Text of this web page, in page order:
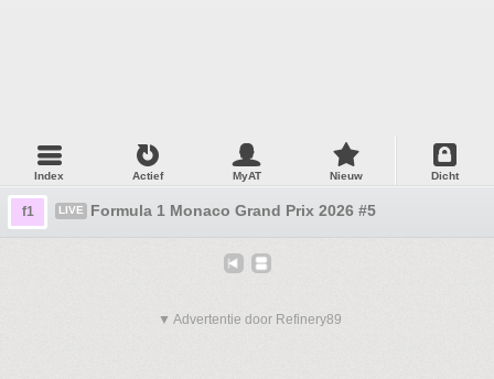
Index Actief MyAT Nieuw Dicht
f1 LIVE Formula 1 Monaco Grand Prix 2026 #5
▼ Advertentie door Refinery89